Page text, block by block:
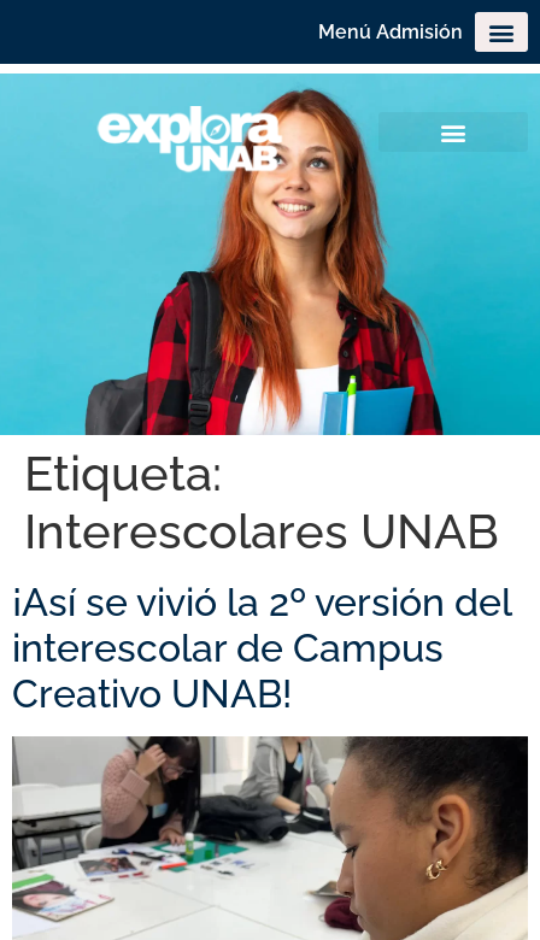
Menú Admisión
Etiqueta:
Interescolares UNAB
¡Así se vivió la 2º versión del
interescolar de Campus
Creativo UNAB!